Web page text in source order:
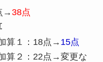
→38点
算１：18点→ 15点
算２：22点→変更な